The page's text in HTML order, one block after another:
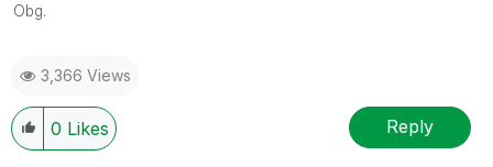
Obg.
3,366 Views
0 Likes Reply